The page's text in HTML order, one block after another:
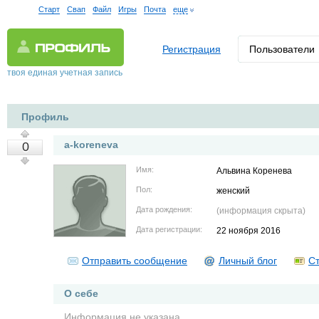
Старт Свап Файл Игры Почта еще
твоя единая учетная запись
Регистрация Пользователи
Профиль
0 a-koreneva
Имя: Альвина Коренева
Пол: женский
Дата рождения: (информация скрыта)
Дата регистрации: 22 ноября 2016
Отправить сообщение Личный блог
О себе